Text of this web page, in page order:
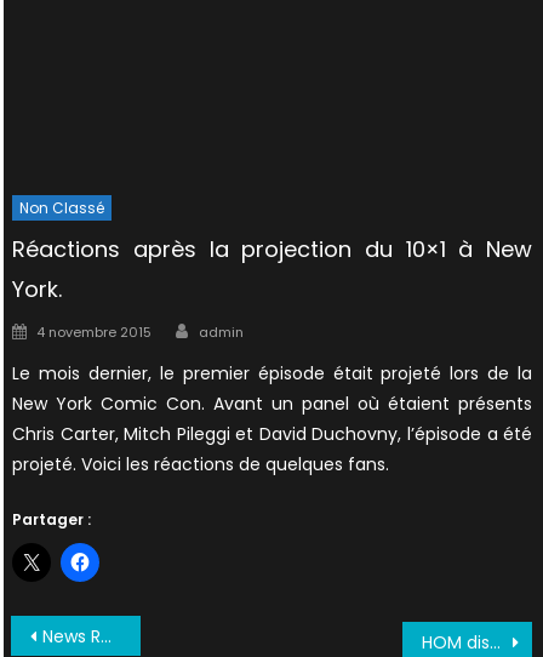
Non Classé
Réactions après la projection du 10×1 à New
York.
Posted
4 novembre 2015 Author
admin
Le mois dernier, le premier épisode était projeté lors de la
New York Comic Con. Avant un panel où étaient présents
Chris Carter, Mitch Pileggi et David Duchovny, l’épisode a été
projeté. Voici les réactions de quelques fans.
Partager :
Navigation
News Rob Bowman + Interviews saison 9!!! HOM dispo en France – Vidéos 9X05